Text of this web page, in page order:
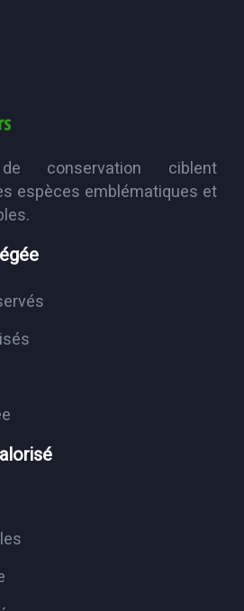
conservation ciblent
espèces emblématiques et